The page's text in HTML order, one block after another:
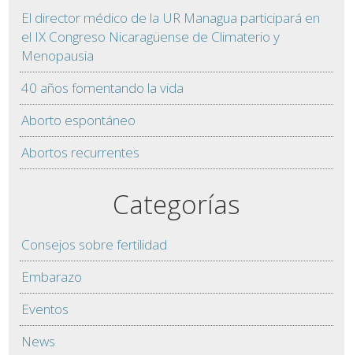
El director médico de la UR Managua participará en
el IX Congreso Nicaragüense de Climaterio y
Menopausia
40 años fomentando la vida
Aborto espontáneo
Abortos recurrentes
Categorías
Consejos sobre fertilidad
Embarazo
Eventos
News